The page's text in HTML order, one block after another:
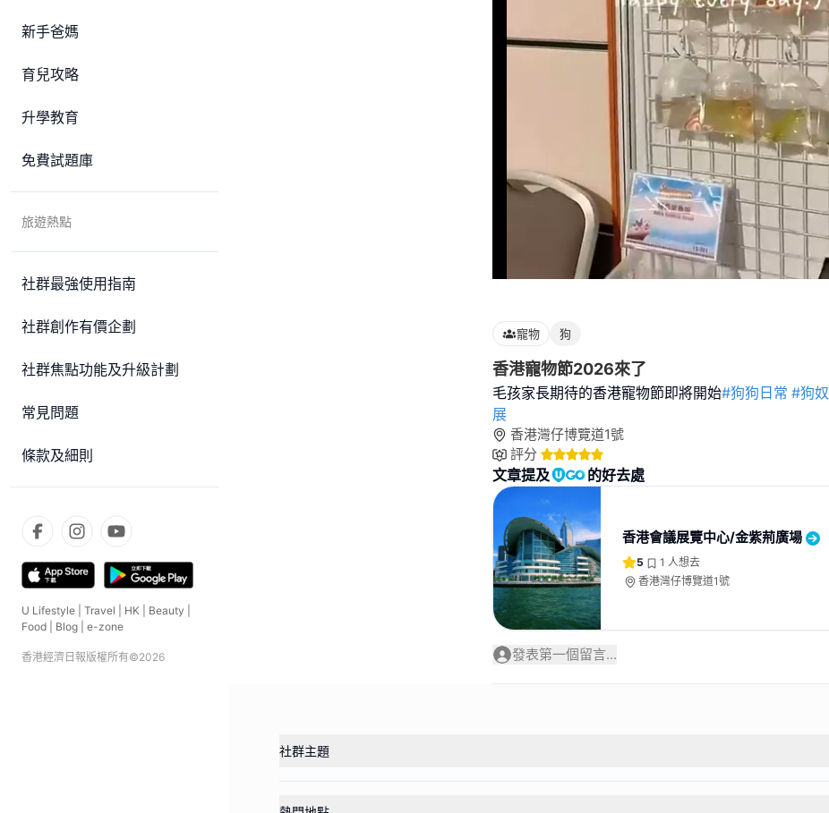
新手爸媽
育兒攻略
升學教育
免費試題庫
旅遊熱點
社群最強使用指南
社群創作有價企劃
社群焦點功能及升級計劃
常見問題
條款及細則
U Lifestyle Travel HK Beauty
Food
Blog e-zone
香港經濟日報版權所有©2026
Loaded:
100.00%
寵物 狗
香港寵物節2026來了
毛孩家長期待的香港寵物節即將開始#狗狗日常 #狗奴
展
香港灣仔博覽道1號
評分
文章提及 的好去處
香港會議展覽中心/金紫荊廣場
5 1 人想去
香港灣仔博覽道1號
發表第一個留言...
社群主題